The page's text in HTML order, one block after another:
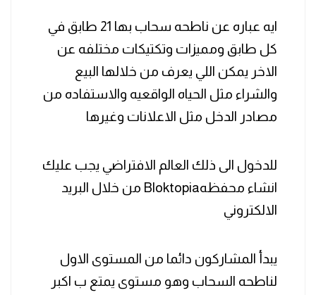
ايه عباره عن ناطحه سحاب بها 21 طابق في
كل طابق ومميزات وتكتيكات مختلفه عن
الاخر يمكن اللي يعرف من خلالها البيع
والشراء مثل الحياه الواقعيه والاستفاده من
مصادر الدخل مثل الاعلانات وغيرها
للدخول الى ذلك العالم الافتراضي يجب عليك
انشاء محفظهBloktopia من خلال البريد
الالكتروني
يبدأ المشاركون دائما من المستوى الاول
لناطحه السحاب وهو مستوى يمتع ب اكبر